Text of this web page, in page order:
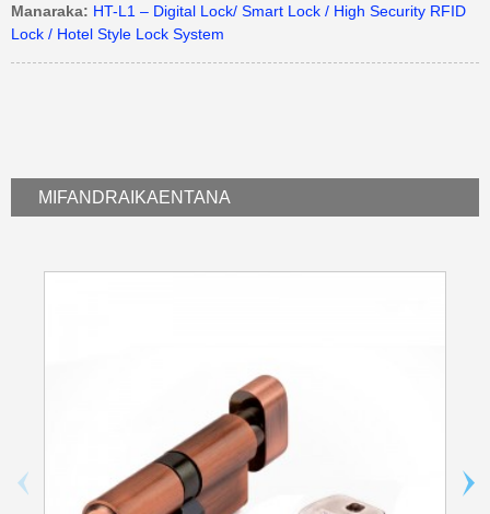
Manaraka: HT-L1 – Digital Lock/ Smart Lock / High Security RFID
Lock / Hotel Style Lock System
MIFANDRAIKAENTANA